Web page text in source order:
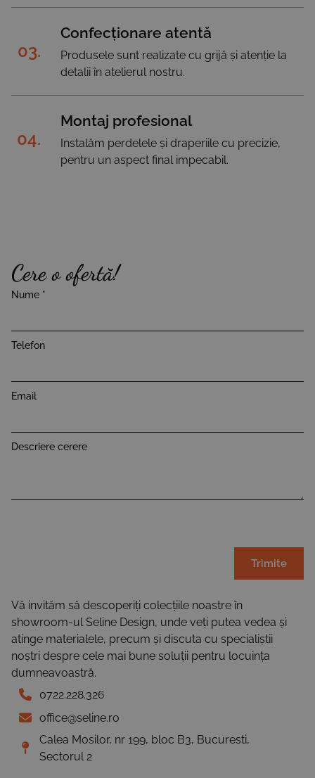
03.
Confecționare atentă
Produsele sunt realizate cu grijă și atenție la
detalii în atelierul nostru.
04.
Montaj profesional
Instalăm perdelele și draperiile cu precizie,
pentru un aspect final impecabil.
Cere o ofertă!
Nume *
Telefon
Email
Descriere cerere
Trimite
Vă invităm să descoperiți colecțiile noastre în
showroom-ul Seline Design, unde veți putea vedea și
atinge materialele, precum și discuta cu specialiștii
noștri despre cele mai bune soluții pentru locuința
dumneavoastră.
0722.228.326
office@seline.ro
Calea Mosilor, nr 199, bloc B3, Bucuresti,
Sectorul 2